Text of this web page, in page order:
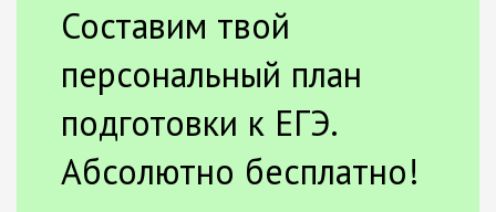
Составим твой
персональный план
подготовки к ЕГЭ.
Абсолютно бесплатно!